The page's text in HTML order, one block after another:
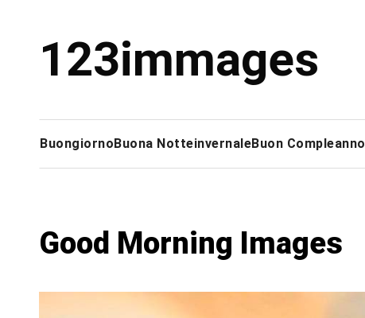
content123immages
BuongiornoBuona NotteinvernaleBuon Compleanno
Good Morning Images